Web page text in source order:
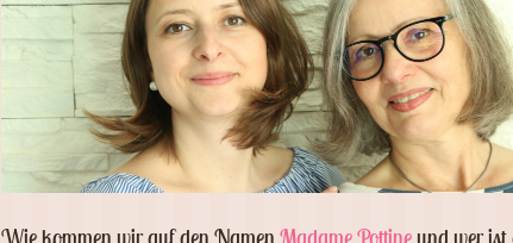
Wie kommen wir auf den Namen Madame Pottineund wer ist